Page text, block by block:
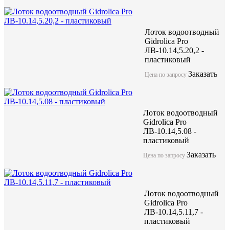
Лоток водоотводный
Gidrolica Pro
ЛВ-10.14,5.20,2 -
пластиковый
Цена по запросу Заказать
Лоток водоотводный
Gidrolica Pro
ЛВ-10.14,5.08 -
пластиковый
Цена по запросуЗаказать
Лоток водоотводный
Gidrolica Pro
ЛВ-10.14,5.11,7 -
пластиковый